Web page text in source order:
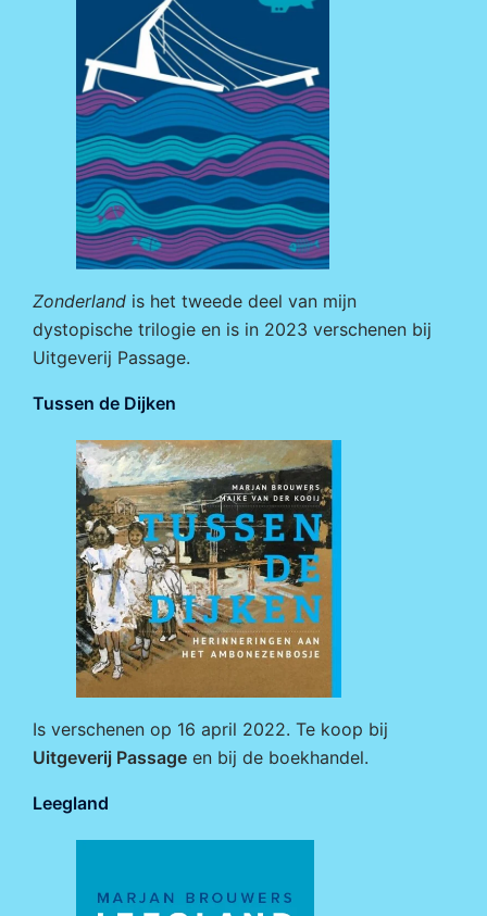
Zonderland is het tweede deel van mijn
dystopische trilogie en is in 2023 verschenen bij
Uitgeverij Passage.
Tussen de Dijken
Is verschenen op 16 april 2022. Te koop bij
Uitgeverij Passage en bij de boekhandel.
Leegland